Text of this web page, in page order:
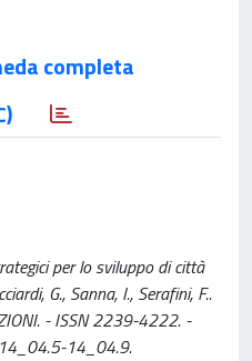
completa
per lo sviluppo di città
G., Sanna, I., Serafini, F..
- ISSN 2239-4222. -
14_04.9.